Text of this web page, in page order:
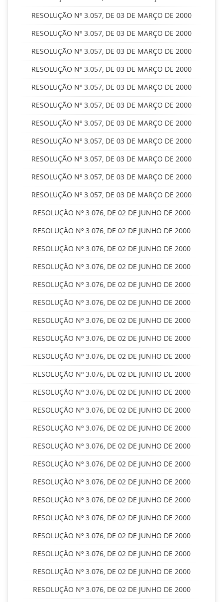
RESOLUÇÃO Nº 3.057, DE 03 DE MARÇO DE 2000
RESOLUÇÃO Nº 3.057, DE 03 DE MARÇO DE 2000
RESOLUÇÃO Nº 3.057, DE 03 DE MARÇO DE 2000
RESOLUÇÃO Nº 3.057, DE 03 DE MARÇO DE 2000
RESOLUÇÃO Nº 3.057, DE 03 DE MARÇO DE 2000
RESOLUÇÃO Nº 3.057, DE 03 DE MARÇO DE 2000
RESOLUÇÃO Nº 3.057, DE 03 DE MARÇO DE 2000
RESOLUÇÃO Nº 3.057, DE 03 DE MARÇO DE 2000
RESOLUÇÃO Nº 3.057, DE 03 DE MARÇO DE 2000
RESOLUÇÃO Nº 3.057, DE 03 DE MARÇO DE 2000
RESOLUÇÃO Nº 3.057, DE 03 DE MARÇO DE 2000
RESOLUÇÃO Nº 3.076, DE 02 DE JUNHO DE 2000
RESOLUÇÃO Nº 3.076, DE 02 DE JUNHO DE 2000
RESOLUÇÃO Nº 3.076, DE 02 DE JUNHO DE 2000
RESOLUÇÃO Nº 3.076, DE 02 DE JUNHO DE 2000
RESOLUÇÃO Nº 3.076, DE 02 DE JUNHO DE 2000
RESOLUÇÃO Nº 3.076, DE 02 DE JUNHO DE 2000
RESOLUÇÃO Nº 3.076, DE 02 DE JUNHO DE 2000
RESOLUÇÃO Nº 3.076, DE 02 DE JUNHO DE 2000
RESOLUÇÃO Nº 3.076, DE 02 DE JUNHO DE 2000
RESOLUÇÃO Nº 3.076, DE 02 DE JUNHO DE 2000
RESOLUÇÃO Nº 3.076, DE 02 DE JUNHO DE 2000
RESOLUÇÃO Nº 3.076, DE 02 DE JUNHO DE 2000
RESOLUÇÃO Nº 3.076, DE 02 DE JUNHO DE 2000
RESOLUÇÃO Nº 3.076, DE 02 DE JUNHO DE 2000
RESOLUÇÃO Nº 3.076, DE 02 DE JUNHO DE 2000
RESOLUÇÃO Nº 3.076, DE 02 DE JUNHO DE 2000
RESOLUÇÃO Nº 3.076, DE 02 DE JUNHO DE 2000
RESOLUÇÃO Nº 3.076, DE 02 DE JUNHO DE 2000
RESOLUÇÃO Nº 3.076, DE 02 DE JUNHO DE 2000
RESOLUÇÃO Nº 3.076, DE 02 DE JUNHO DE 2000
RESOLUÇÃO Nº 3.076, DE 02 DE JUNHO DE 2000
RESOLUÇÃO Nº 3.076, DE 02 DE JUNHO DE 2000